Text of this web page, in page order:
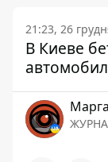
21:23, 26
В Киеве